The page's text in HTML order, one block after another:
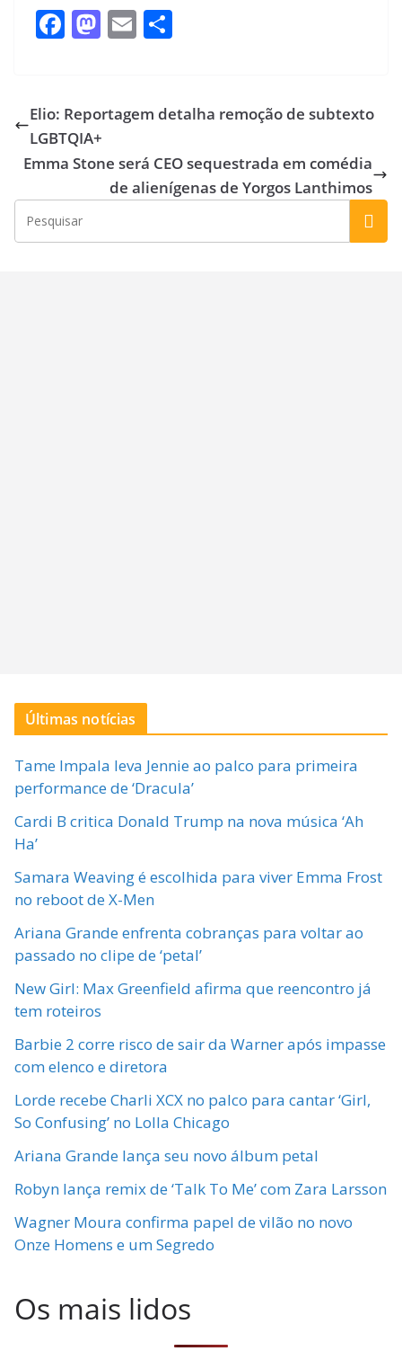
F
ac
b
o
o
k
M
as
d
o
n
E
m
l e
Elio: Reportagem detalha remoção de subtexto
LGBTQIA+
Emma Stone será CEO sequestrada em comédia
de alienígenas de Yorgos Lanthimos
Últimas notícias
Tame Impala leva Jennie ao palco para primeira
performance de ‘Dracula’
Cardi B critica Donald Trump na nova música ‘Ah
Ha’
Samara Weaving é escolhida para viver Emma Frost
no reboot de X-Men
Ariana Grande enfrenta cobranças para voltar ao
passado no clipe de ‘petal’
New Girl: Max Greenfield afirma que reencontro já
tem roteiros
Barbie 2 corre risco de sair da Warner após impasse
com elenco e diretora
Lorde recebe Charli XCX no palco para cantar ‘Girl,
So Confusing’ no Lolla Chicago
Ariana Grande lança seu novo álbum petal
Robyn lança remix de ‘Talk To Me’ com Zara Larsson
Wagner Moura confirma papel de vilão no novo
Onze Homens e um Segredo
Os mais lidos